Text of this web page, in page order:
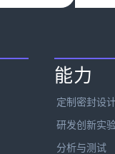
能力
定制密封设
研发创新实
分析与测试